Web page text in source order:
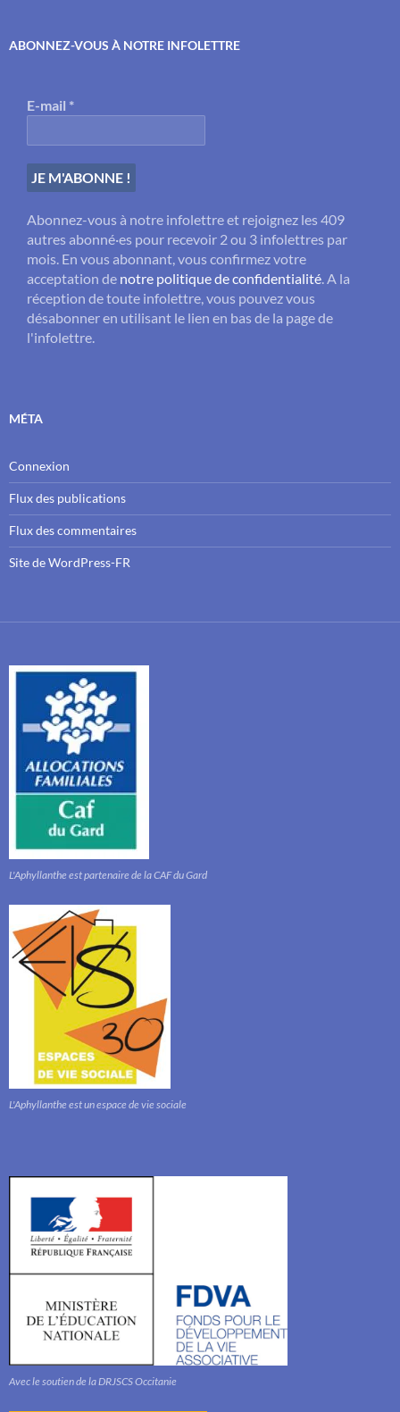
ABONNEZ-VOUS À NOTRE INFOLETTRE
E-mail *
Abonnez-vous à notre infolettre et rejoignez les 409
autres abonné·es pour recevoir 2 ou 3 infolettres par
mois. En vous abonnant, vous confirmez votre
acceptation de notre politique de confidentialité. A la
réception de toute infolettre, vous pouvez vous
désabonner en utilisant le lien en bas de la page de
l'infolettre.
MÉTA
Connexion
Flux des publications
Flux des commentaires
Site de WordPress-FR
L'Aphyllanthe est partenaire de la CAF du Gard
L'Aphyllanthe est un espace de vie sociale
Avec le soutien de la DRJSCS Occitanie